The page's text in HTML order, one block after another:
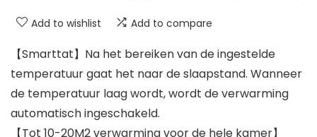
Add to wishlist Add to compare
【Smarttat】Na het bereiken van de ingestelde
temperatuur gaat het naar de slaapstand. Wanneer
de temperatuur laag wordt, wordt de verwarming
automatisch ingeschakeld.
【Tot 10-20M2 verwarming voor de hele kamer】